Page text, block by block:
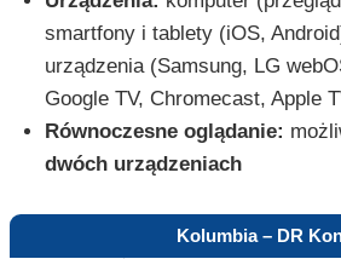
smartfony i tablety (iOS,
urządzenia (Samsung, LG
Google TV, Chromecast, Apple
Równoczesne oglądanie:
dwóch urządzeniach
Kolumbia – DR